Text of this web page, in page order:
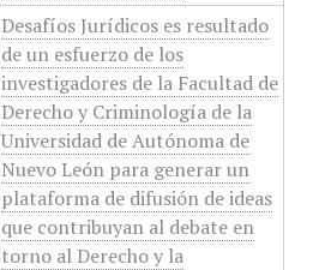
Desafíos Jurídicos es resultado
de un esfuerzo de los
investigadores de la Facultad de
Derecho y Criminología de la
Universidad de Autónoma de
Nuevo León para generar un
plataforma de difusión de ideas
que contribuyan al debate en
torno al Derecho y la